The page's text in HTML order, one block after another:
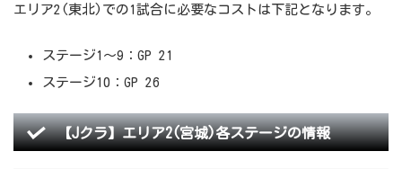
エリア2(東北)での1試合に必要なコストは下記となります。
ステージ1～9：GP 21
ステージ10：GP 26
【Jクラ】エリア2(宮城)各ステージの情報